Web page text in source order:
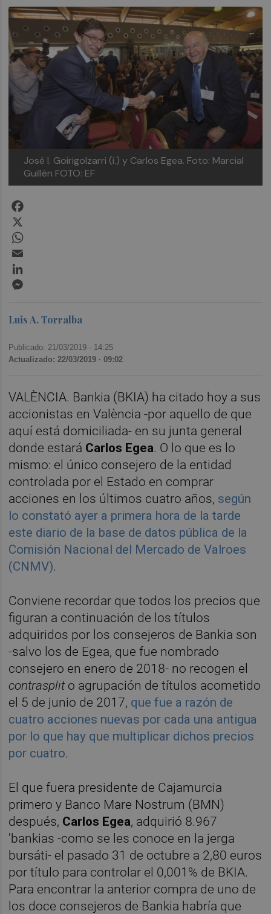
José I. Goirigolzarri (i.) y Carlos Egea. Foto: Marcial
Guillén FOTO: EF
Luis A. Torralba
Publicado: 21/03/2019 · 14:25
Actualizado: 22/03/2019 · 09:02
VALÈNCIA. Bankia (BKIA) ha citado hoy a sus
accionistas en València -por aquello de que
aquí está domiciliada- en su junta general
donde estará Carlos Egea. O lo que es lo
mismo: el único consejero de la entidad
controlada por el Estado en comprar
acciones en los últimos cuatro años, según
lo constató ayer a primera hora de la tarde
este diario de la base de datos pública de la
Comisión Nacional del Mercado de Valroes
(CNMV).
Conviene recordar que todos los precios que
figuran a continuación de los títulos
adquiridos por los consejeros de Bankia son
-salvo los de Egea, que fue nombrado
consejero en enero de 2018- no recogen el
contrasplito agrupación de títulos acometido
el 5 de junio de 2017, que fue a razón de
cuatro acciones nuevas por cada una antigua
por lo que hay que multiplicar dichos precios
por cuatro.
El que fuera presidente de Cajamurcia
primero y Banco Mare Nostrum (BMN)
después, Carlos Egea, adquirió 8.967
'bankias -como se les conoce en la jerga
bursáti- el pasado 31 de octubre a 2,80 euros
por título para controlar el 0,001% de BKIA.
Para encontrar la anterior compra de uno de
los doce consejeros de Bankia habría que